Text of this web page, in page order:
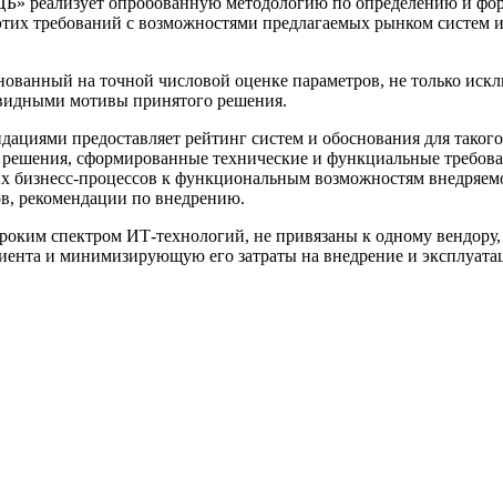
требований с возможностями предлагаемых рынком
на точной числовой оценке параметров, не только
мотивы принятого решения.
предоставляет рейтинг систем и обоснования для
решения, сформированные технические и функциальные
бизнесс-процессов к функциональным возможностям
рекомендации по внедрению.
спектром ИТ-технологий, не привязаны к одному
и минимизирующую его затраты на внедрение и